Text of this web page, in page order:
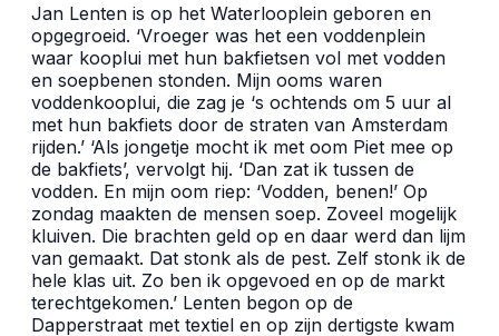
Jan Lenten is op het Waterlooplein geboren en
opgegroeid. ‘Vroeger was het een voddenplein
waar kooplui met hun bakfietsen vol met vodden
en soepbenen stonden. Mijn ooms waren
voddenkooplui, die zag je ‘s ochtends om 5 uur al
met hun bakfiets door de straten van Amsterdam
rijden.’ ‘Als jongetje mocht ik met oom Piet mee op
de bakfiets’, vervolgt hij. ‘Dan zat ik tussen de
vodden. En mijn oom riep: ‘Vodden, benen!’ Op
zondag maakten de mensen soep. Zoveel mogelijk
kluiven. Die brachten geld op en daar werd dan lijm
van gemaakt. Dat stonk als de pest. Zelf stonk ik de
hele klas uit. Zo ben ik opgevoed en op de markt
terechtgekomen.’ Lenten begon op de
Dapperstraat met textiel en op zijn dertigste kwam